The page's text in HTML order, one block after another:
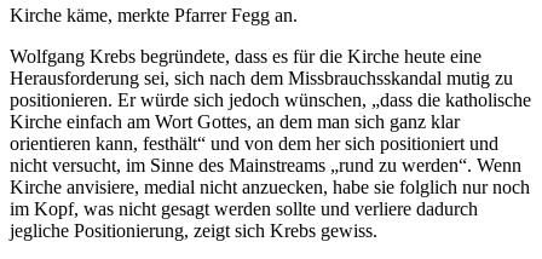
Kirche käme, merkte Pfarrer Fegg an.
Wolfgang Krebs begründete, dass es für die Kirche heute eine
Herausforderung sei, sich nach dem Missbrauchsskandal mutig zu
positionieren. Er würde sich jedoch wünschen, „dass die katholische
Kirche einfach am Wort Gottes, an dem man sich ganz klar
orientieren kann, festhält“ und von dem her sich positioniert und
nicht versucht, im Sinne des Mainstreams „rund zu werden“. Wenn
Kirche anvisiere, medial nicht anzuecken, habe sie folglich nur noch
im Kopf, was nicht gesagt werden sollte und verliere dadurch
jegliche Positionierung, zeigt sich Krebs gewiss.